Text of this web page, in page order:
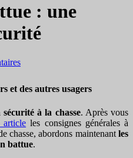
: une
et des autres usagers
sécurité à la chasse. Après vous
article les consignes générales à
chasse, abordons maintenant les
battue.